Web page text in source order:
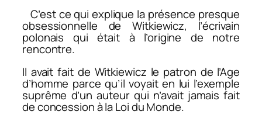
C’est ce qui explique la présence presque
obsessionnelle de Witkiewicz, l’écrivain
polonais qui était à l’origine de notre
rencontre.
Il avait fait de Witkiewicz le patron de l’Age
d’homme parce qu’il voyait en lui l’exemple
suprême d’un auteur qui n’avait jamais fait
de concession à la Loi du Monde.